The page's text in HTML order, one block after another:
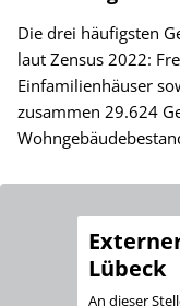
Die drei häufigsten
laut Zensus 2022:
Einfamilienhäuser
zusammen 29.624
Lübeck
An dieser